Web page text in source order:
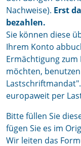
Nachweise). Erst
bezahlen.
Sie können diese
Ihrem Konto
Ermächtigung
möchten,
europaweit per
Bitte füllen Sie
fügen Sie es im
Wir leiten das